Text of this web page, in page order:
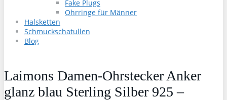
Fake Plugs
Ohrringe für Männer
Halsketten
Schmuckschatullen
Blog
Laimons Damen-Ohrstecker Anker
glanz blau Sterling Silber 925 –